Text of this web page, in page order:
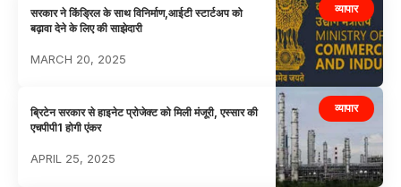
व्यापार
सरकार ने किंड्रिल के साथ विनिर्माण,आईटी स्टार्टअप को
बढ़ावा देने के लिए की साझेदारी
MARCH 20, 2025
व्यापार
ब्रिटेन सरकार से हाइनेट प्रोजेक्ट को मिली मंजूरी, एस्सार की
एचपीपी1 होगी एंकर
APRIL 25, 2025